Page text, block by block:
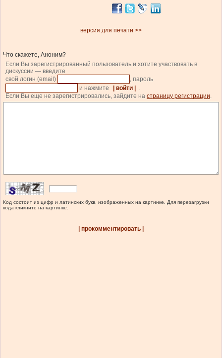
версия для печати >>
Что скажете, Аноним?
Если Вы зарегистрированный пользователь и хотите участвовать в
дискуссии — введите
свой логин (email)
, пароль
и нажмите
| войти |
.
Если Вы еще не зарегистрировались, зайдите на страницу регистрации.
Код состоит из цифр и латинских букв, изображенных на картинке. Для перезагрузки
кода кликните на картинке.
| прокомментировать |